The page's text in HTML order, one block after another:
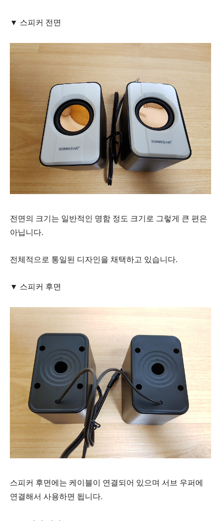
▼ 스피커 전면
전면의 크기는 일반적인 명함 정도 크기로 그렇게 큰 편은
아닙니다.
전체적으로 통일된 디자인을 채택하고 있습니다.
▼ 스피커 후면
스피커 후면에는 케이블이 연결되어 있으며 서브 우퍼에
연결해서 사용하면 됩니다.